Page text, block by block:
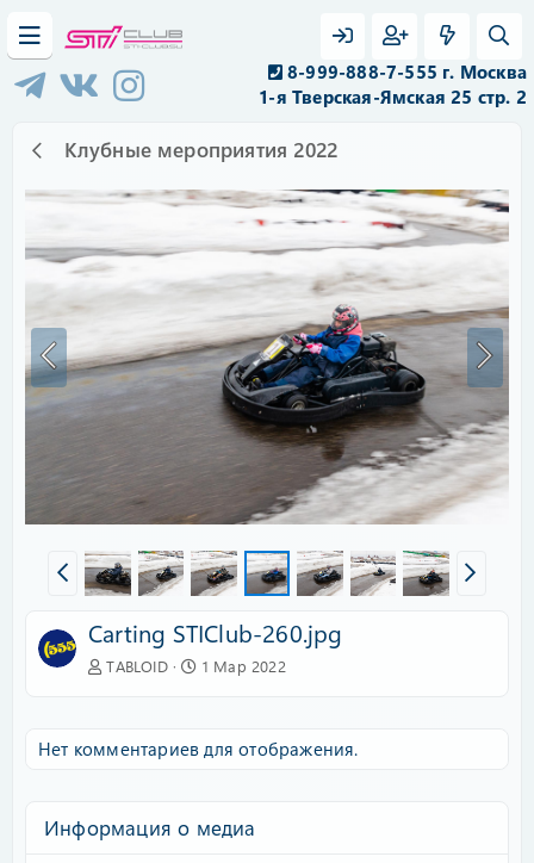
8-999-888-7-555 г. Москва
1-я Тверская-Ямская 25 стр. 2
Клубные мероприятия 2022
Carting STIClub-260.jpg
TABLOID 1 Мар 2022
Нет комментариев для отображения.
Информация о медиа